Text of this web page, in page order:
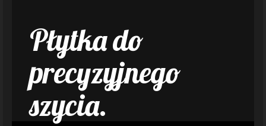
Płytka do
precyzyjnego
szycia.